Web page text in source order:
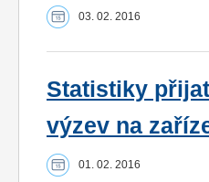
03. 02. 2016
Statistiky
výzev na
01. 02. 2016